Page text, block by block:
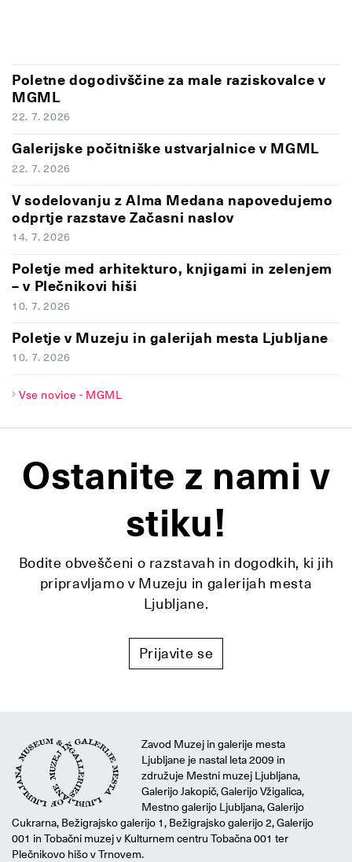
Poletne dogodivščine za male raziskovalce v
MGML
22. 7. 2026
Galerijske počitniške ustvarjalnice v MGML
22. 7. 2026
V sodelovanju z Alma Medana napovedujemo
odprtje razstave Začasni naslov
14. 7. 2026
Poletje med arhitekturo, knjigami in zelenjem
– v Plečnikovi hiši
10. 7. 2026
Poletje v Muzeju in galerijah mesta Ljubljane
10. 7. 2026
Vse novice - MGML
Ostanite z nami v
stiku!
Bodite obveščeni o razstavah in dogodkih, ki jih
pripravljamo v Muzeju in galerijah mesta
Ljubljane.
Prijavite se
Zavod Muzej in galerije mesta
Ljubljane je nastal leta 2009 in
združuje Mestni muzej Ljubljana,
Galerijo Jakopič, Galerijo Vžigalica,
Mestno galerijo Ljubljana, Galerijo
Cukrarna, Bežigrajsko galerijo 1, Bežigrajsko galerijo 2, Galerijo
001 in Tobačni muzej v Kulturnem centru Tobačna 001 ter
Plečnikovo hišo v Trnovem.